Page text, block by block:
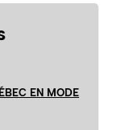
EN MODE